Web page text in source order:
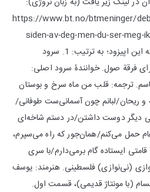
https://www.bt.no/btmeninger/
siden-av-deg-men-du-ser-meg-
موسیقی، افه، و سخنان افزوده به این اپیزود؛ به ترتیب: 1. سرود
فرقة صول. خوانندۀ سرود اصلی:
ترجمه: قلب من ماه سرخ و بوستان
و ریحان/لبانم چون آسمانی‌ست طوفانی/
دیگر دوست داشتن/در دستم شاخه‌ای
حمل می‌کنم/همان‌جور که راه می‌سپرم،
ایستاده گام برمی‌دارم/با سری
می‌روم ... 2. شبابه‌نوازی (نی‌نوازی) فلسطینی. هنرمند: يوسف
القسام (با مونتاژ قدیمی)، قسمت اول.